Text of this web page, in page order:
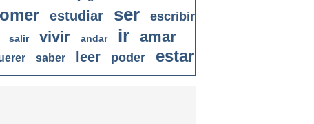
estudiar ser escribir
salir vivir andar ir amar
saber leer poder estar